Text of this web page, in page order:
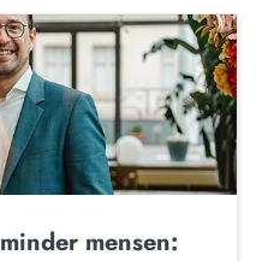
mensen: